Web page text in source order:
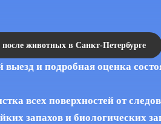
животных в Санкт-Петербурге
и подробная оценка
всех поверхностей от
запахов и биологических